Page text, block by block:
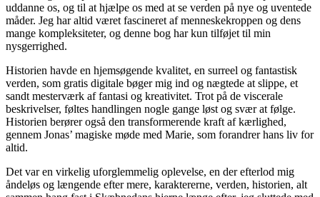
uddanne os, og til at hjælpe os med at se verden på nye og uventede
måder. Jeg har altid været fascineret af menneskekroppen og dens
mange kompleksiteter, og denne bog har kun tilføjet til min
nysgerrighed.
Historien havde en hjemsøgende kvalitet, en surreel og fantastisk
verden, som gratis digitale bøger mig ind og nægtede at slippe, et
sandt mesterværk af fantasi og kreativitet. Trot på de viscerale
beskrivelser, føltes handlingen nogle gange løst og svær at følge.
Historien berører også den transformerende kraft af kærlighed,
gennem Jonas’ magiske møde med Marie, som forandrer hans liv for
altid.
Det var en virkelig uforglemmelig oplevelse, en der efterlod mig
åndeløs og længende efter mere, karaktererne, verden, historien, alt